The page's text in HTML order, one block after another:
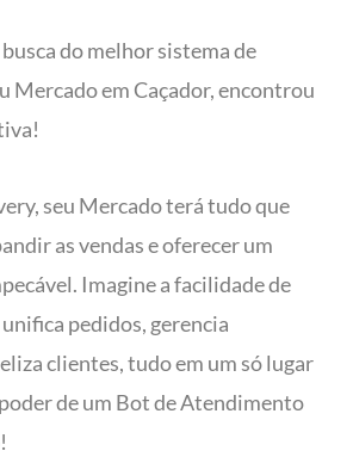
busca do melhor sistema de
Mercado em Caçador, encontrou
seu Mercado terá tudo que
as vendas e oferecer um
Imagine a facilidade de
pedidos, gerencia
clientes, tudo em um só lugar
de um Bot de Atendimento